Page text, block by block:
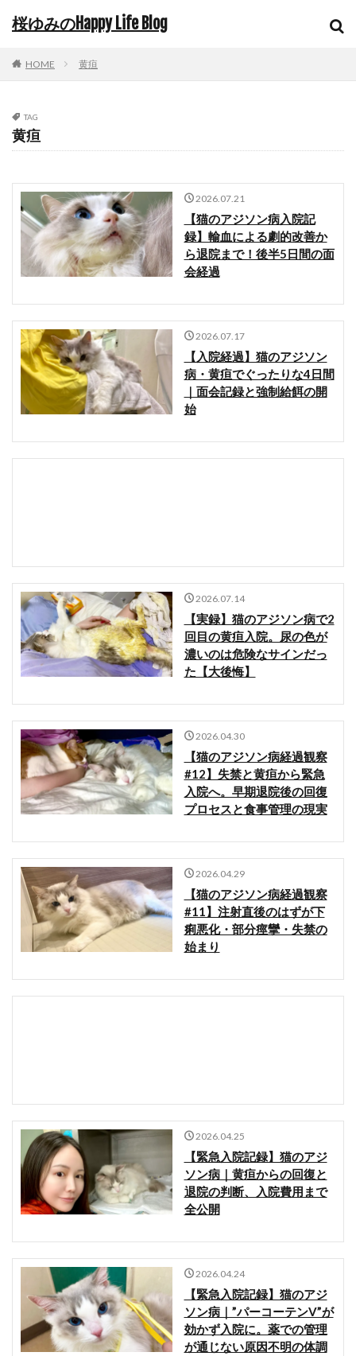
桜ゆみのHappy Life Blog
HOME 黄疸
TAG
黄疸
2026.07.21
【猫のアジソン病入院記
録】輸血による劇的改善か
ら退院まで！後半5日間の面
会経過
2026.07.17
【入院経過】猫のアジソン
病・黄疸でぐったりな4日間
｜面会記録と強制給餌の開
始
2026.07.14
【実録】猫のアジソン病で2
回目の黄疸入院。尿の色が
濃いのは危険なサインだっ
た【大後悔】
2026.04.30
【猫のアジソン病経過観察
#12】失禁と黄疸から緊急
入院へ。早期退院後の回復
プロセスと食事管理の現実
2026.04.29
【猫のアジソン病経過観察
#11】注射直後のはずが下
痢悪化・部分痙攣・失禁の
始まり
2026.04.25
【緊急入院記録】猫のアジ
ソン病｜黄疸からの回復と
退院の判断、入院費用まで
全公開
2026.04.24
【緊急入院記録】猫のアジ
ソン病｜”パーコーテンV”が
効かず入院に。薬での管理
が通じない原因不明の体調